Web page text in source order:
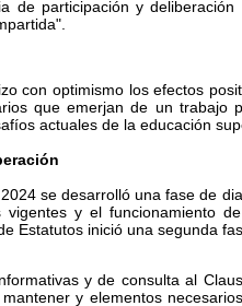
de participación y
con optimismo los efectos
que emerjan de un trabajo
actuales de la educación
se desarrolló una fase de
vigentes y el funcionamiento
Estatutos inició una segunda
y de consulta al
y elementos